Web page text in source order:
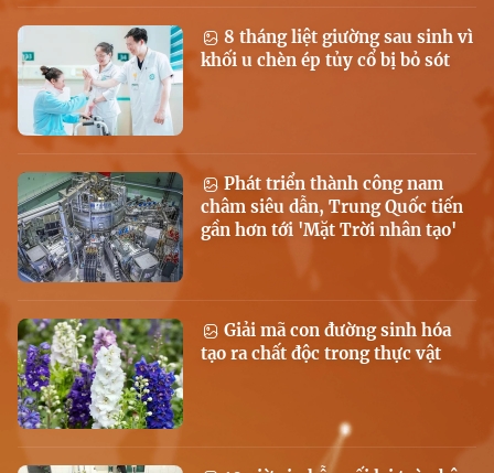
8 tháng liệt giường sau sinh vì
khối u chèn ép tủy cổ bị bỏ sót
Phát triển thành công nam
châm siêu dẫn, Trung Quốc tiến
gần hơn tới 'Mặt Trời nhân tạo'
Giải mã con đường sinh hóa
tạo ra chất độc trong thực vật